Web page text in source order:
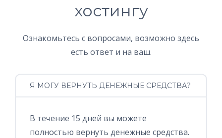
хостингу
Ознакомьтесь с вопросами, возможно здесь
есть ответ и на ваш.
Я МОГУ ВЕРНУТЬ ДЕНЕЖНЫЕ СРЕДСТВА?
В течение 15 дней вы можете
полностью вернуть денежные средства.